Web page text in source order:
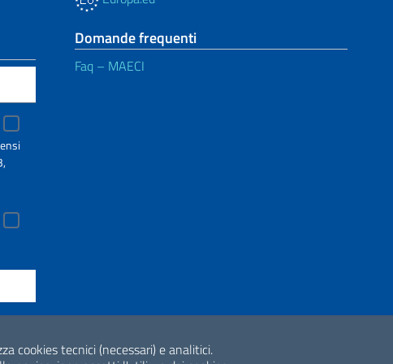
cookies tecnici (necessari) e analitici.
Domande frequenti
Faq – MAECI
di accessibilità
2026 Copyright